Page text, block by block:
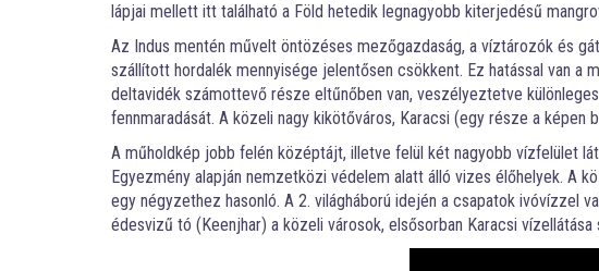
lápjai mellett itt található a Föld hetedik legnagyobb kiterjedésű
Az Indus mentén művelt öntözéses mezőgazdaság, a víztározók és
szállított hordalék mennyisége jelentősen csökkent. Ez hatással van a
deltavidék számottevő része eltűnőben van, veszélyeztetve
fennmaradását. A közeli nagy kikötőváros, Karacsi (egy része a
A műholdkép jobb felén középtájt, illetve felül két nagyobb vízfelület
Egyezmény alapján nemzetközi védelem alatt álló vizes élőhelyek. A
egy négyzethez hasonló. A 2. világháború idején a csapatok ivóvízzel
édesvizű tó (Keenjhar) a közeli városok, elsősorban Karacsi